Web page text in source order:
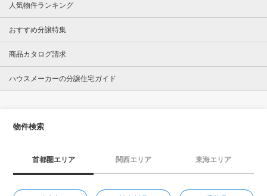
人気物件ランキング
おすすめ分譲特集
商品カタログ請求
ハウスメーカーの分譲住宅ガイド
物件検索
首都圏エリア 関西エリア 東海エリア